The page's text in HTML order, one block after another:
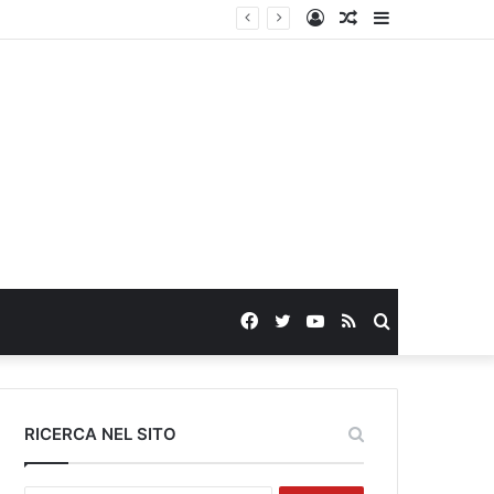
Random
Log
Search
for
RSS
YouTube
Twitter
Facebook
RICERCA NEL SITO